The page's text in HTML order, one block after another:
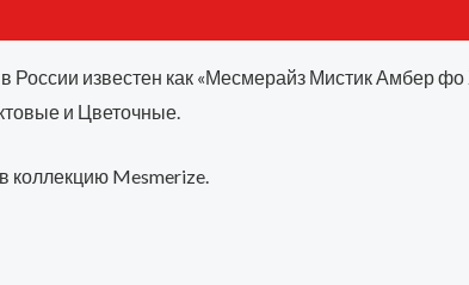
России известен как «Месмерайз Мистик Амбер
и Цветочные.
коллекцию Mesmerize.